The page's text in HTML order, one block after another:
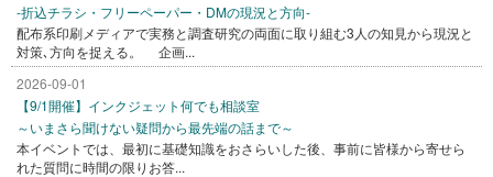
-折込チラシ・フリーペーパー・DMの現況と方向-
配布系印刷メディアで実務と調査研究の両面に取り組む3人の知見から現況と
対策､方向を捉える。 企画...
2026-09-01
【9/1開催】インクジェット何でも相談室
～いまさら聞けない疑問から最先端の話まで～
本イベントでは、最初に基礎知識をおさらいした後、事前に皆様から寄せら
れた質問に時間の限りお答...